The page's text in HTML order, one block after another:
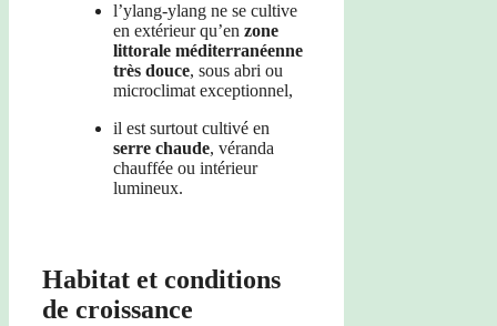
l’ylang-ylang ne se cultive
en extérieur qu’en zone
littorale méditerranéenne
très douce, sous abri ou
microclimat exceptionnel,
il est surtout cultivé en
serre chaude, véranda
chauffée ou intérieur
lumineux.
Habitat et conditions
de croissance